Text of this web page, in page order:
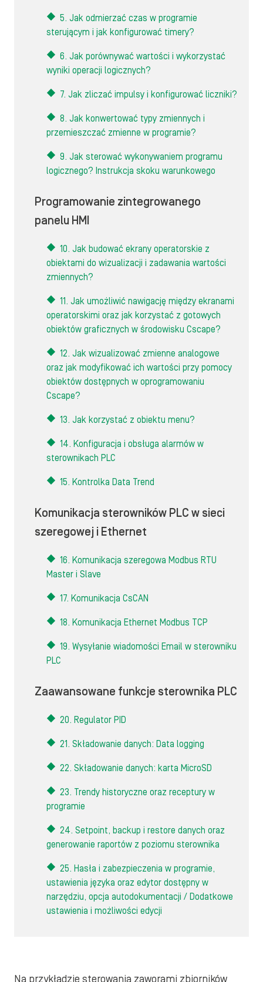
5. Jak odmierzać czas w programie
sterującym i jak konfigurować timery?
6. Jak porównywać wartości i wykorzystać
wyniki operacji logicznych?
7. Jak zliczać impulsy i konfigurować liczniki?
8. Jak konwertować typy zmiennych i
przemieszczać zmienne w programie?
9. Jak sterować wykonywaniem programu
logicznego? Instrukcja skoku warunkowego
Programowanie zintegrowanego
panelu HMI
10. Jak budować ekrany operatorskie z
obiektami do wizualizacji i zadawania wartości
zmiennych?
11. Jak umożliwić nawigację między ekranami
operatorskimi oraz jak korzystać z gotowych
obiektów graficznych w środowisku Cscape?
12. Jak wizualizować zmienne analogowe
oraz jak modyfikować ich wartości przy pomocy
obiektów dostępnych w oprogramowaniu
Cscape?
13. Jak korzystać z obiektu menu?
14. Konfiguracja i obsługa alarmów w
sterownikach PLC
15. Kontrolka Data Trend
Komunikacja sterowników PLC w sieci
szeregowej i Ethernet
16. Komunikacja szeregowa Modbus RTU
Master i Slave
17. Komunikacja CsCAN
18. Komunikacja Ethernet Modbus TCP
19. Wysyłanie wiadomości Email w sterowniku
PLC
Zaawansowane funkcje sterownika PLC
20. Regulator PID
21. Składowanie danych: Data logging
22. Składowanie danych: karta MicroSD
23. Trendy historyczne oraz receptury w
programie
24. Setpoint, backup i restore danych oraz
generowanie raportów z poziomu sterownika
25. Hasła i zabezpieczenia w programie,
ustawienia języka oraz edytor dostępny w
narzędziu, opcja autodokumentacji / Dodatkowe
ustawienia i możliwości edycji
Na przykładzie sterowania zaworami zbiorników